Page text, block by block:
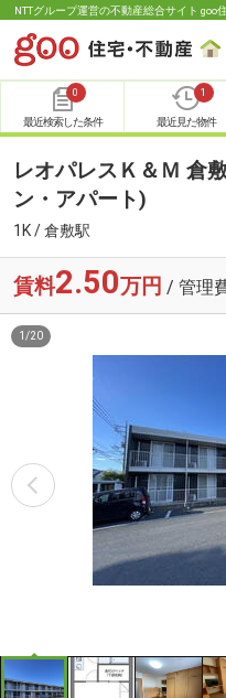
NTTグループ運営の不動産総合サイト goo
0
最近検索した条件
1
最近見た物件
レオパレスＫ＆Ｍ 倉
ン・アパート)
1K / 倉敷駅
賃料2.50万円 / 管理
1 /20